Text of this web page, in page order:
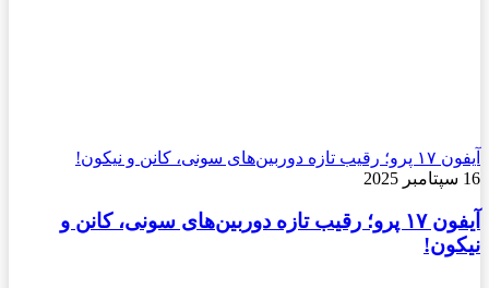
آیفون ۱۷ پرو؛ رقیب تازه دوربین‌های سونی، کانن و نیکون!
16 سپتامبر 2025
آیفون ۱۷ پرو؛ رقیب تازه دوربین‌های سونی، کانن و
نیکون!